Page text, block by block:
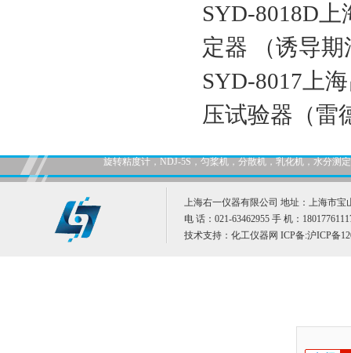
SYD-8018D
定器 （诱导期
SYD-8017上
压试验器（雷
旋转粘度计，NDJ-5S，匀桨机，分散机，乳化机，水分测
上海右一仪器有限公司 地址：上海市宝
电 话：021-63462955 手 机：
技术支持： 化工仪器网 ICP备:沪ICP备